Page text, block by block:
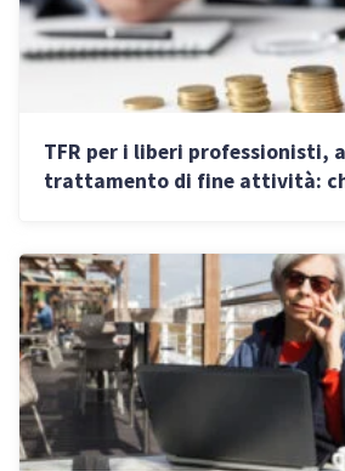
TFR per i liberi professionisti,
trattamento di fine attività: